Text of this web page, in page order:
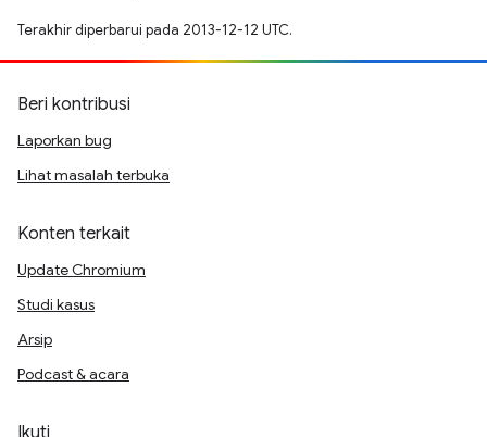
Terakhir diperbarui pada 2013-12-12 UTC.
Beri kontribusi
Laporkan bug
Lihat masalah terbuka
Konten terkait
Update Chromium
Studi kasus
Arsip
Podcast & acara
Ikuti